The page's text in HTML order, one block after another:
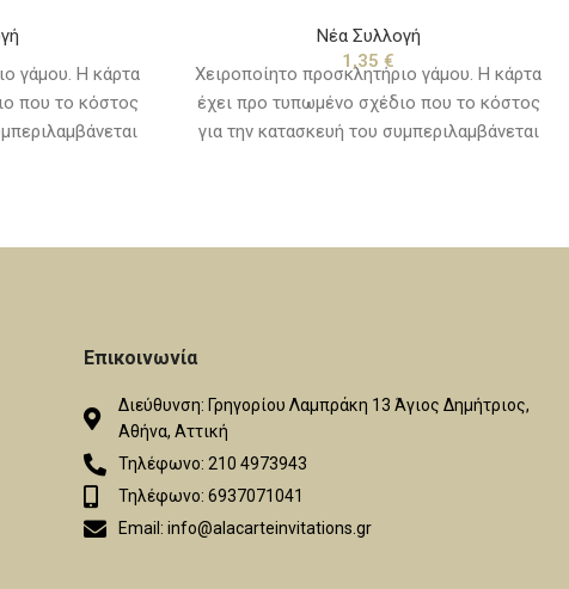
γάμου. Η κάρτα
που το κόστος
η μακέτα.
Νέα Συλλογή
1,35 €
Χειροποίητο προσκλητήριο γάμου. Η κάρτα
έχει προ τυπωμένο σχέδιο που το κόστος
για την κατασκευή του συμπεριλαμβάνεται
την ημερομηνία που θα εγκριθεί η μακέτα.
Επικοινωνία
Διεύθυνση: Γρηγορίου Λαμπράκη 13 Άγιος Δημήτριος,
Αθήνα, Αττική
Τηλέφωνο: 210 4973943
Τηλέφωνο: 6937071041
Email: info@alacarteinvitations.gr